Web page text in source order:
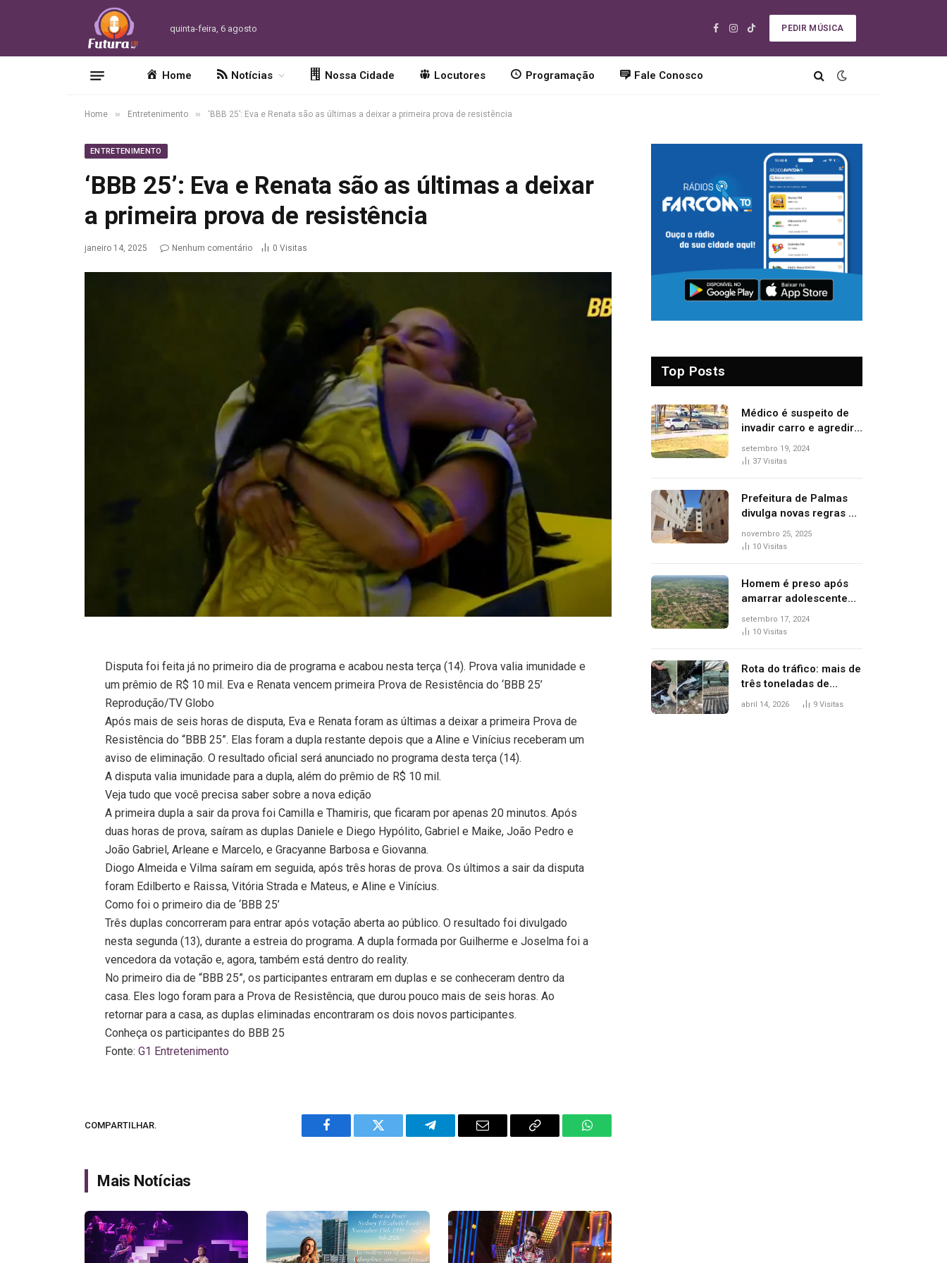
quinta-feira, 6 agosto
Facebook
Instagram
TikTok
PEDIR MÚSICA
Home Notícias Nossa Cidade Locutores Programação Fale Conosco
Home » Entretenimento » ‘BBB 25’: Eva e Renata são as últimas a deixar a primeira prova de resistência
ENTRETENIMENTO
‘BBB 25’: Eva e Renata são as últimas a deixar
a primeira prova de resistência
janeiro 14, 2025 Nenhum comentário 0 Visitas
Disputa foi feita já no primeiro dia de programa e acabou nesta terça (14). Prova valia imunidade e
um prêmio de R$ 10 mil. Eva e Renata vencem primeira Prova de Resistência do ‘BBB 25’
Reprodução/TV Globo
Após mais de seis horas de disputa, Eva e Renata foram as últimas a deixar a primeira Prova de
Resistência do “BBB 25”. Elas foram a dupla restante depois que a Aline e Vinícius receberam um
aviso de eliminação. O resultado oficial será anunciado no programa desta terça (14).
A disputa valia imunidade para a dupla, além do prêmio de R$ 10 mil.
Veja tudo que você precisa saber sobre a nova edição
A primeira dupla a sair da prova foi Camilla e Thamiris, que ficaram por apenas 20 minutos. Após
duas horas de prova, saíram as duplas Daniele e Diego Hypólito, Gabriel e Maike, João Pedro e
João Gabriel, Arleane e Marcelo, e Gracyanne Barbosa e Giovanna.
Diogo Almeida e Vilma saíram em seguida, após três horas de prova. Os últimos a sair da disputa
foram Edilberto e Raissa, Vitória Strada e Mateus, e Aline e Vinícius.
Como foi o primeiro dia de ‘BBB 25’
Três duplas concorreram para entrar após votação aberta ao público. O resultado foi divulgado
nesta segunda (13), durante a estreia do programa. A dupla formada por Guilherme e Joselma foi a
vencedora da votação e, agora, também está dentro do reality.
No primeiro dia de “BBB 25”, os participantes entraram em duplas e se conheceram dentro da
casa. Eles logo foram para a Prova de Resistência, que durou pouco mais de seis horas. Ao
retornar para a casa, as duplas eliminadas encontraram os dois novos participantes.
Conheça os participantes do BBB 25
Fonte:G1 Entretenimento
COMPARTILHAR.
Facebook Twitter Telegram Email
Copy
WhatsApp
Mais Notícias
Top Posts
Médico é suspeito de
invadir carro e agredir
delegado aposentado
durante confusão no
setembro 19, 2024
37 Visitas
Prefeitura de Palmas
divulga novas regras e
critérios de desempate
para seleção de
novembro 25, 2025
10 Visitas
Homem é preso após
amarrar adolescente
suspeito de furto em
estaca de cerca e
setembro 17, 2024
10 Visitas
Rota do tráfico: mais de
três toneladas de
drogas são
abril 14, 2026 9 Visitas